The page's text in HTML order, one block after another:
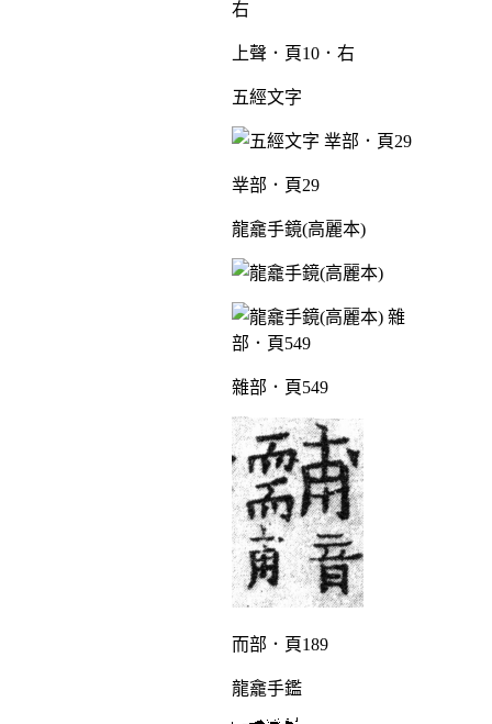
上聲．頁10．右
五經文字
丵部．頁29
龍龕手鏡(高麗本)
雜部．頁549
而部．頁189
龍龕手鑑